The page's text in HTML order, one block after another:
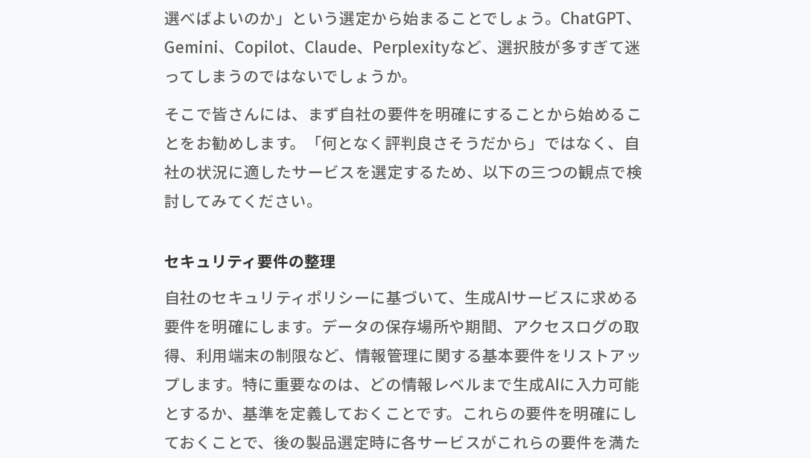
選べばよいのか」という選定から始まることでしょう。ChatGPT、
Gemini、Copilot、Claude、Perplexityなど、選択肢が多すぎて迷
ってしまうのではないでしょうか。
そこで皆さんには、まず自社の要件を明確にすることから始めるこ
とをお勧めします。「何となく評判良さそうだから」ではなく、自
社の状況に適したサービスを選定するため、以下の三つの観点で検
討してみてください。
セキュリティ要件の整理
自社のセキュリティポリシーに基づいて、生成AIサービスに求める
要件を明確にします。データの保存場所や期間、アクセスログの取
得、利用端末の制限など、情報管理に関する基本要件をリストアッ
プします。特に重要なのは、どの情報レベルまで生成AIに入力可能
とするか、基準を定義しておくことです。これらの要件を明確にし
ておくことで、後の製品選定時に各サービスがこれらの要件を満た